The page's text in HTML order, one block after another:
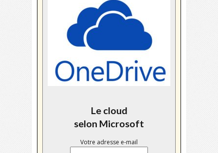
Le cloud
selon Microsoft
Votre adresse e-mail